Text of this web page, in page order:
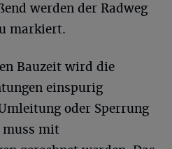
werden der Radweg
markiert.
Bauzeit wird die
einspurig
oder Sperrung
muss mit